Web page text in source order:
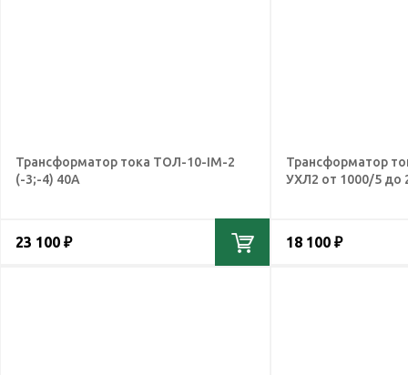
Трансформатор тока ТОЛ-10-IМ-2
(-3;-4) 40А
23 100 ₽
Трансформатор
УХЛ2 от 1000/5 до
18 100 ₽